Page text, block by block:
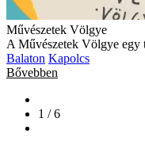
Művészetek Völgye
A Művészetek Völgye egy
Balaton Kapolcs
Bővebben
1 / 6